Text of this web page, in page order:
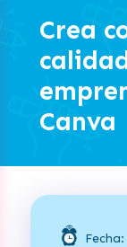
Crea
Canva
Fecha: